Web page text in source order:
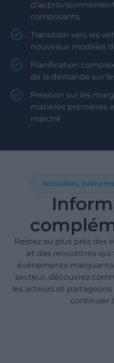
composants
Transition vers les
nouveaux modèles
Planification
de la demande sur
Pression sur les
matières premières
marché
Actualités,
Restez au plus près des
et des rencontres qui
événements
secteur, découvrez
les acteurs et
continuer